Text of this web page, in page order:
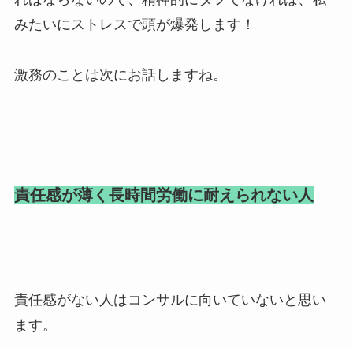
みたいにストレスで頭が爆発します！
激務のことは次にお話しますね。
責任感が薄く長時間労働に耐えられない人
責任感がない人はコンサルに向いていないと思い
ます。